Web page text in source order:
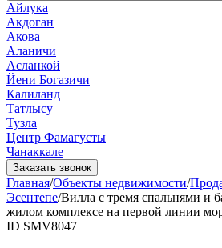
Айлука
Акдоган
Акова
Аланичи
Асланкой
Йени Богазичи
Калиланд
Татлысу
Тузла
Центр Фамагусты
Чанаккале
Заказать звонок
Главная/Объекты недвижимости/
Эсентепе/Вилла с тремя спальнями и
жилом комплексе на первой линии
ID SMV8047